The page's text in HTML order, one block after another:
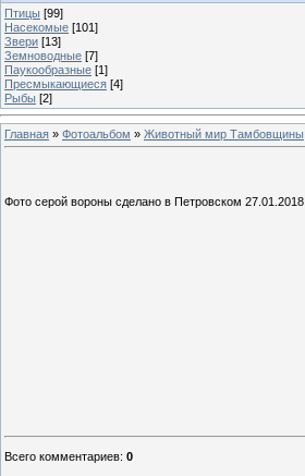
Птицы [99]
Насекомые [101]
Звери [13]
Земноводные [7]
Паукообразные [1]
Пресмыкающиеся [4]
Рыбы [2]
Главная » Фотоальбом » Животный мир Тамбовщины
Фото серой вороны сделано в Петровском 27.01.2018
Всего комментариев: 0